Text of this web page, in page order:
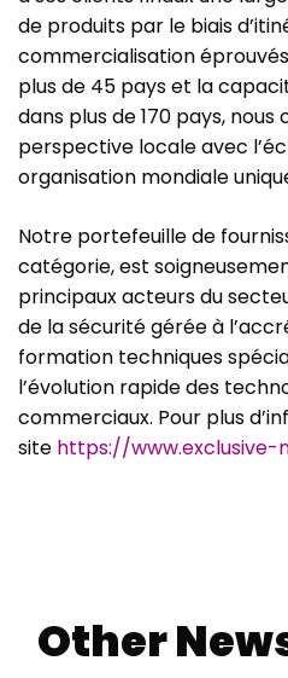
de produits par le biais
commercialisation
plus de 45 pays et la
dans plus de 170 pays,
perspective locale avec
organisation mondiale
Notre portefeuille de
catégorie, est
principaux acteurs du
de la sécurité gérée à
formation techniques
l’évolution rapide des
commerciaux. Pour plus
site https://
Other